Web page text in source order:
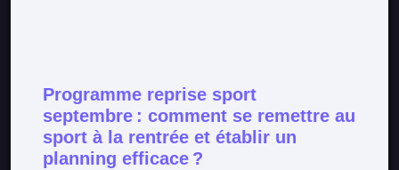
Programme reprise sport
septembre : comment se remettre au
sport à la rentrée et établir un
planning efficace ?